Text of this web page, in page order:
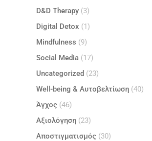
D&D Therapy (3)
Digital Detox (1)
Mindfulness (9)
Social Media (17)
Uncategorized (23)
Well-being & Αυτοβελτίωση (40)
Άγχος (46)
Αξιολόγηση (23)
Αποστιγματισμός (30)